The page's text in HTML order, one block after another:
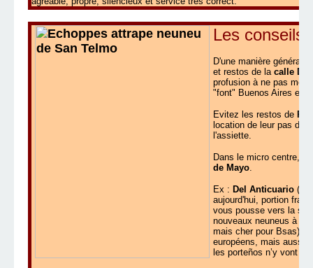
Les conseils
D'une manière
et restos de la calle
profusion à ne pas
"font" Buenos Aires en
Evitez les restos de
location de leur pas de
l'assiette.
Dans le micro centre,
de Mayo.
Ex : Del Anticuario
aujourd'hui, portion
vous pousse vers la
nouveaux neuneus à
mais cher pour Bsas).
européens, mais aussi
les porteños n’y vont